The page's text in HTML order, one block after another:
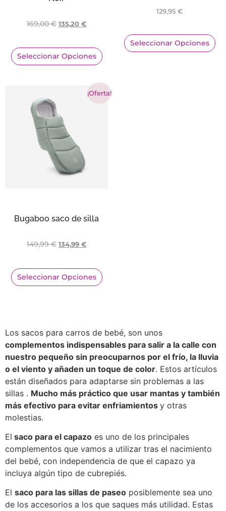
169,00€ 135,20 €
Seleccionar Opciones
129,95 €
Seleccionar Opciones
¡Oferta!
Bugaboo saco de silla
149,99€ 134,99 €
Seleccionar Opciones
Los sacos para carros de bebé, son unos
complementos indispensables para salir a la calle con
nuestro pequeño sin preocuparnos por el frío, la lluvia
o el viento y añaden un toque de color. Estos artículos
están diseñados para adaptarse sin problemas a las
sillas . Mucho más práctico que usar mantas y también
más efectivo para evitar enfriamientos y otras
molestias.
El saco para el capazo es uno de los principales
complementos que vamos a utilizar tras el nacimiento
del bebé, con independencia de que el capazo ya
incluya algún tipo de cubrepiés.
El saco para las sillas de paseo posiblemente sea uno
de los accesorios a los que saques más utilidad. Estas